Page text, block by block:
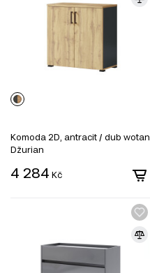
Komoda 2D, antracit / dub wotan
Džurian
4 284 Kč